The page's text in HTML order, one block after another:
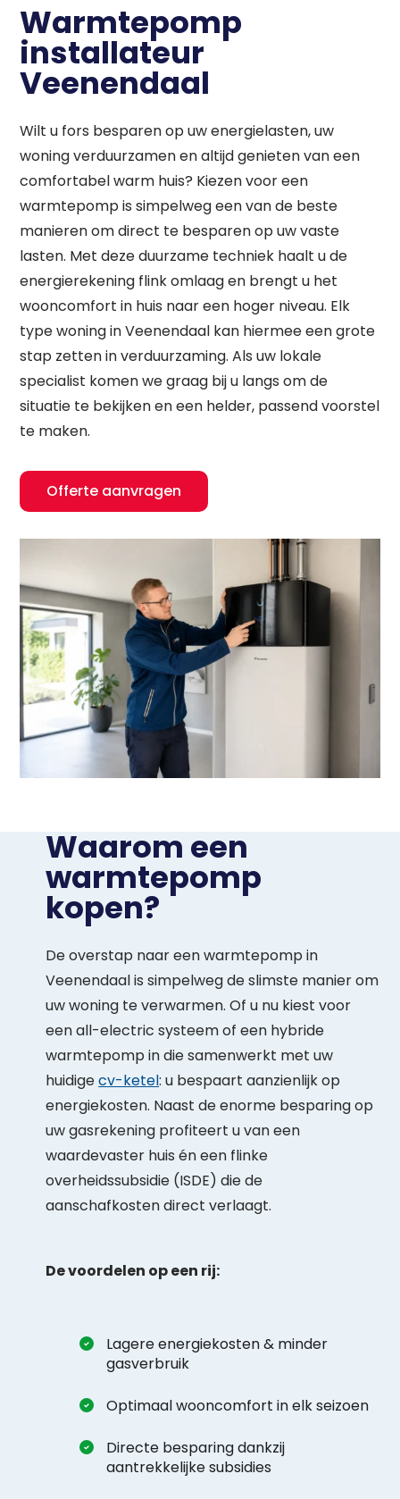
Warmtepomp
installateur
Veenendaal
Wilt u fors besparen op uw energielasten, uw
woning verduurzamen en altijd genieten van een
comfortabel warm huis? Kiezen voor een
warmtepomp is simpelweg een van de beste
manieren om direct te besparen op uw vaste
lasten. Met deze duurzame techniek haalt u de
energierekening flink omlaag en brengt u het
wooncomfort in huis naar een hoger niveau. Elk
type woning in Veenendaal kan hiermee een grote
stap zetten in verduurzaming. Als uw lokale
specialist komen we graag bij u langs om de
situatie te bekijken en een helder, passend voorstel
te maken.
Offerte aanvragen
Waarom een
warmtepomp
kopen?
De overstap naar een warmtepomp in
Veenendaal is simpelweg de slimste manier om
uw woning te verwarmen. Of u nu kiest voor
een all-electric systeem of een hybride
warmtepomp in die samenwerkt met uw
huidigecv-ketel: u bespaart aanzienlijk op
energiekosten. Naast de enorme besparing op
uw gasrekening profiteert u van een
waardevaster huis én een flinke
overheidssubsidie (ISDE) die de
aanschafkosten direct verlaagt.
De voordelen op een rij:
Lagere energiekosten & minder
gasverbruik
Optimaal wooncomfort in elk seizoen
Directe besparing dankzij
aantrekkelijke subsidies